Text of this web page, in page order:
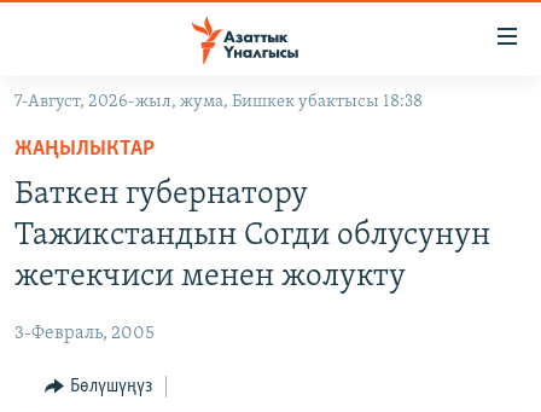
Навигацияга
өтүңүз
Издөөгө
салыңыз
МАДАНИЯТ
ТВ ПРОГРАММАЛАР
БҮГҮН АЗАТТЫКТА
ПОДКАСТ
7-Август, 2026-жыл, жума, Бишкек убактысы 18:38
ЖАҢЫЛЫКТАР
Баткен губернатору
Тажикстандын Согди облусунун
жетекчиси менен жолукту
3-Февраль, 2005
Бөлүшүңүз